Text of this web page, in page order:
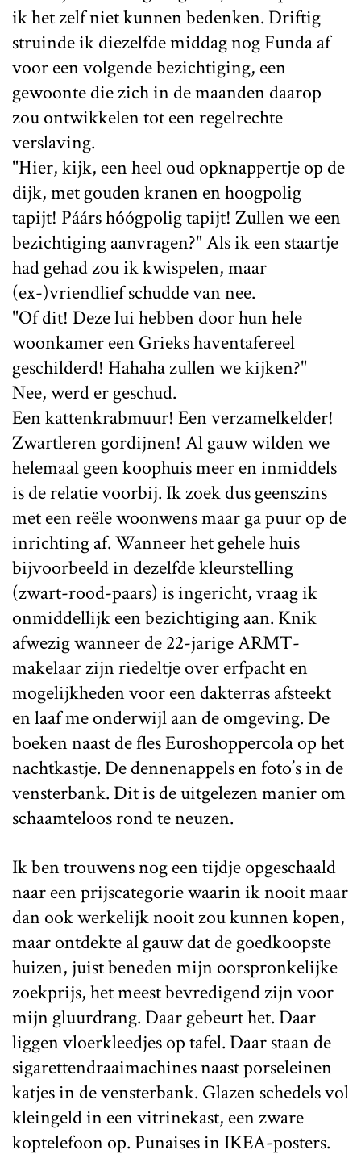
ik het zelf niet kunnen bedenken. Driftig
struinde ik diezelfde middag nog Funda af
voor een volgende bezichtiging, een
gewoonte die zich in de maanden daarop
zou ontwikkelen tot een regelrechte
verslaving.
"Hier, kijk, een heel oud opknappertje op de
dijk, met gouden kranen en hoogpolig
tapijt! Páárs hóógpolig tapijt! Zullen we een
bezichtiging aanvragen?" Als ik een staartje
had gehad zou ik kwispelen, maar
(ex-)vriendlief schudde van nee.
"Of dit! Deze lui hebben door hun hele
woonkamer een Grieks haventafereel
geschilderd! Hahaha zullen we kijken?"
Nee, werd er geschud.
Een kattenkrabmuur! Een verzamelkelder!
Zwartleren gordijnen! Al gauw wilden we
helemaal geen koophuis meer en inmiddels
is de relatie voorbij. Ik zoek dus geenszins
met een reële woonwens maar ga puur op de
inrichting af. Wanneer het gehele huis
bijvoorbeeld in dezelfde kleurstelling
(zwart-rood-paars) is ingericht, vraag ik
onmiddellijk een bezichtiging aan. Knik
afwezig wanneer de 22-jarige ARMT-
makelaar zijn riedeltje over erfpacht en
mogelijkheden voor een dakterras afsteekt
en laaf me onderwijl aan de omgeving. De
boeken naast de fles Euroshoppercola op het
nachtkastje. De dennenappels en foto’s in de
vensterbank. Dit is de uitgelezen manier om
schaamteloos rond te neuzen.
Ik ben trouwens nog een tijdje opgeschaald
naar een prijscategorie waarin ik nooit maar
dan ook werkelijk nooit zou kunnen kopen,
maar ontdekte al gauw dat de goedkoopste
huizen, juist beneden mijn oorspronkelijke
zoekprijs, het meest bevredigend zijn voor
mijn gluurdrang. Daar gebeurt het. Daar
liggen vloerkleedjes op tafel. Daar staan de
sigarettendraaimachines naast porseleinen
katjes in de vensterbank. Glazen schedels vol
kleingeld in een vitrinekast, een zware
koptelefoon op. Punaises in IKEA-posters.